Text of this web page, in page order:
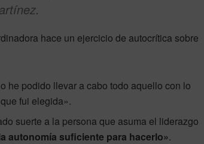
hace un ejercicio de autocrítica sobre
he podido llevar a cabo todo aquello con lo
fui elegida».
suerte a la persona que asuma el liderazgo
autonomía suficiente para hacerlo».